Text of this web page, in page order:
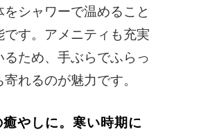
をシャワーで温めること
です。アメニティも充実
るため、手ぶらでふらっ
寄れるのが魅力です。
やしに。寒い時期に